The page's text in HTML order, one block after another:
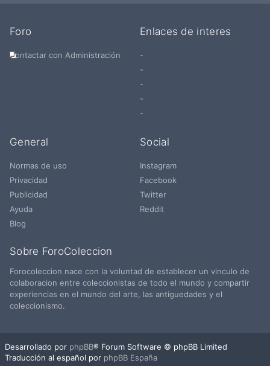
Foro
Contactar con Administración
Enlaces de interes
-
-
-
-
-
General
Normas de uso
Privacidad
Publicidad
Ayuda
Blog
Social
Instagram
Facebook
Twitter
Reddit
Sobre ForoColeccion
Forocoleccion nace con la voluntad de establecer un vinculo de
colaboracion entre coleccionistas de todo el mundo y compartir
experiencias en el mundo del arte, las antiguedades y el
coleccionismo.
Desarrollado por phpBB® Forum Software © phpBB Limited
Traducción al español por phpBB España